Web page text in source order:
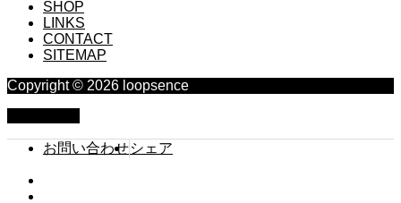
SHOP
LINKS
CONTACT
SITEMAP
Copyright © 2026 loopsence
お問い合わせシェア